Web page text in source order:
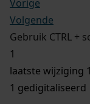
Vorige
Volgende
Gebruik CTRL +
laatste wijziging
1 gedigitaliseerd